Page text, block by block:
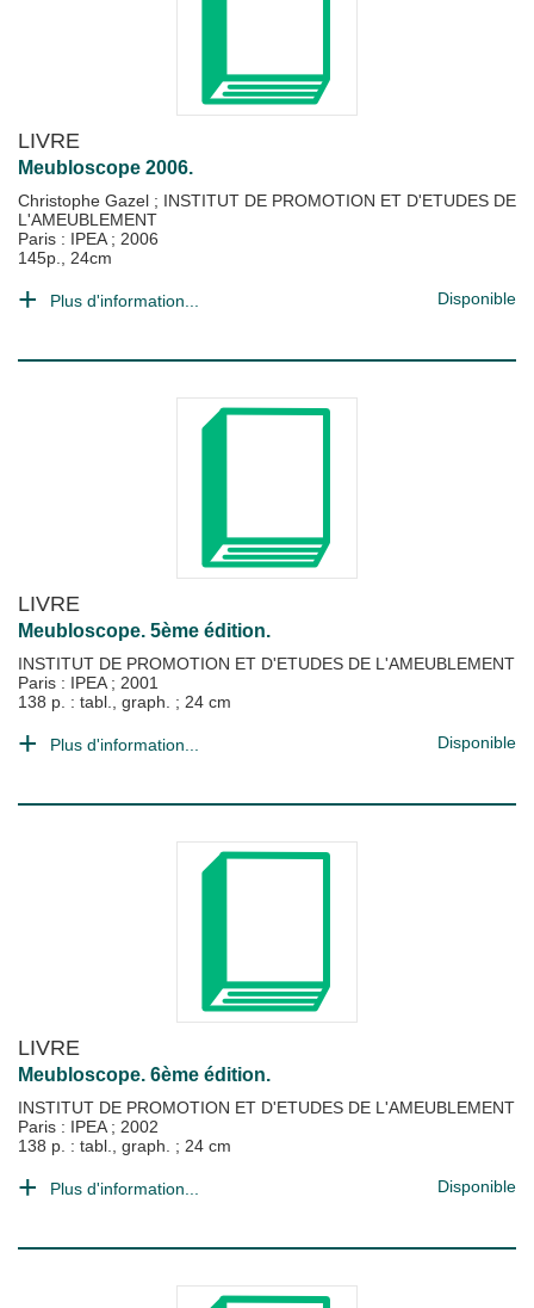
LIVRE
Meubloscope 2006.
Christophe Gazel ; INSTITUT DE PROMOTION ET D'ETUDES DE
L'AMEUBLEMENT
Paris : IPEA ; 2006
145p., 24cm
Plus d'information... Disponible
LIVRE
Meubloscope. 5ème édition.
INSTITUT DE PROMOTION ET D'ETUDES DE L'AMEUBLEMENT
Paris : IPEA ; 2001
138 p. : tabl., graph. ; 24 cm
Plus d'information... Disponible
LIVRE
Meubloscope. 6ème édition.
INSTITUT DE PROMOTION ET D'ETUDES DE L'AMEUBLEMENT
Paris : IPEA ; 2002
138 p. : tabl., graph. ; 24 cm
Plus d'information... Disponible